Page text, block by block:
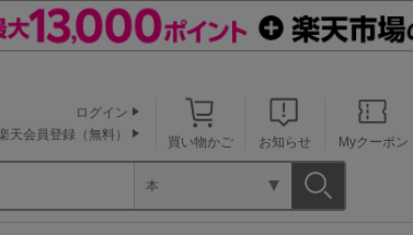
買い物かご お知らせ Myクーポン
ログイン
天会員登録（無料）
本